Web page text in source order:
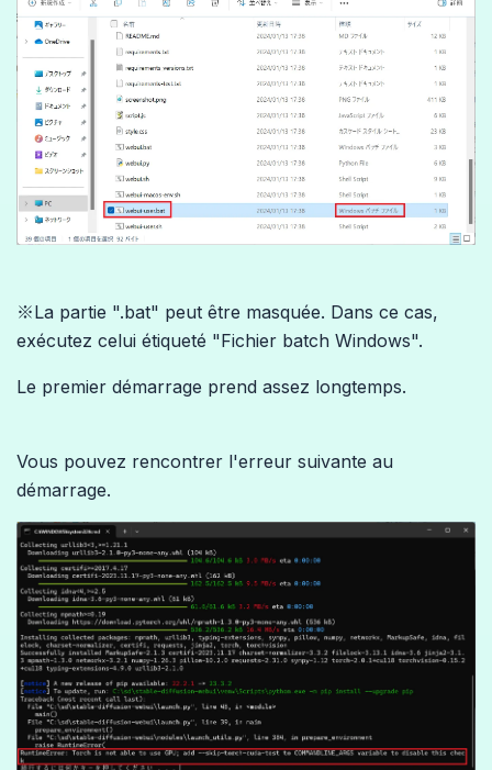
※La partie ".bat" peut être masquée. Dans ce cas,
exécutez celui étiqueté "Fichier batch Windows".
Le premier démarrage prend assez longtemps.
Vous pouvez rencontrer l'erreur suivante au
démarrage.